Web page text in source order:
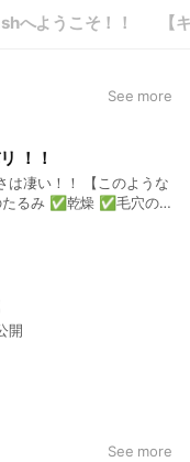
へようこそ！！ 【
See more
！！
は凄い！！ 【このような
るみ ✅乾燥 ✅毛穴の
開
See more